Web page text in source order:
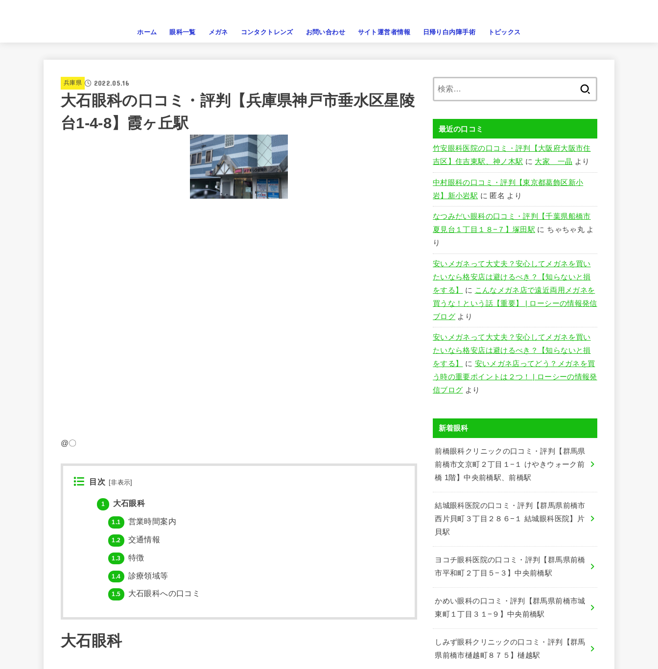
ホーム 眼科一覧 メガネ コンタクトレンズ お問い合わせ サイト運営者情報 日帰り白内障手術 トピックス
兵庫県 2022.05.16
大石眼科の口コミ・評判【兵庫県神戸市垂水区星陵
台1-4-8】霞ヶ丘駅
@〇
目次 [非表示]
1 大石眼科
1.1 営業時間案内
1.2 交通情報
1.3 特徴
1.4 診療領域等
1.5 大石眼科への口コミ
大石眼科
最近の口コミ
竹安眼科医院の口コミ・評判【大阪府大阪市住
吉区】住吉東駅、神ノ木駅 に 大家 一晶 より
中村眼科の口コミ・評判【東京都葛飾区新小
岩】新小岩駅 に 匿名 より
なつみだい眼科の口コミ・評判【千葉県船橋市
夏見台１丁目１８−７】塚田駅 に ちゃちゃ丸 よ
り
安いメガネって大丈夫？安心してメガネを買い
たいなら格安店は避けるべき？【知らないと損
をする】
に こんなメガネ店で遠近両用メガネを
買うな！という話【重要】 | ローシーの情報発信
ブログ より
安いメガネって大丈夫？安心してメガネを買い
たいなら格安店は避けるべき？【知らないと損
をする】
に 安いメガネ店ってどう？メガネを買
う時の重要ポイントは２つ！ | ローシーの情報発
信ブログ より
新着眼科
前橋眼科クリニックの口コミ・評判【群馬県
前橋市文京町２丁目１−１ けやきウォーク前
橋 1階】中央前橋駅、前橋駅
結城眼科医院の口コミ・評判【群馬県前橋市
西片貝町３丁目２８６−１ 結城眼科医院】片
貝駅
ヨコチ眼科医院の口コミ・評判【群馬県前橋
市平和町２丁目５−３】中央前橋駅
かめい眼科の口コミ・評判【群馬県前橋市城
東町１丁目３１−９】中央前橋駅
しみず眼科クリニックの口コミ・評判【群馬
県前橋市樋越町８７５】樋越駅